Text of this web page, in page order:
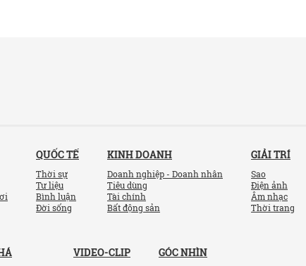
QUỐC TẾ
Thời sự
Tư liệu
Bình luận
Đời sống
KINH DOANH
Doanh nghiệp - Doanh nhân
Tiêu dùng
Tài chính
Bất động sản
GIẢI TRÍ
Sao
Điện ảnh
Âm nhạc
Thời trang
VIDEO-CLIP GÓC NHÌN